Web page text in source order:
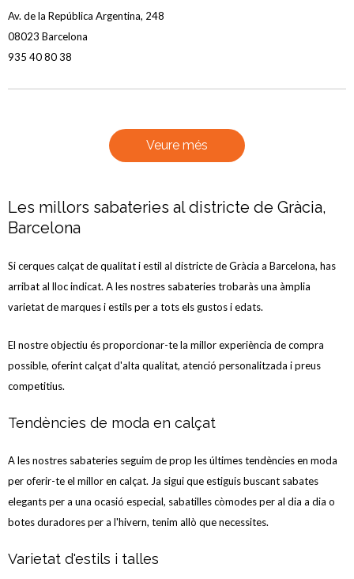
Av. de la República Argentina, 248
08023 Barcelona
935 40 80 38
Veure més
Les millors sabateries al districte de Gràcia,
Barcelona
Si cerques calçat de qualitat i estil al districte de Gràcia a Barcelona, has
arribat al lloc indicat. A les nostres sabateries trobaràs una àmplia
varietat de marques i estils per a tots els gustos i edats.
El nostre objectiu és proporcionar-te la millor experiència de compra
possible, oferint calçat d'alta qualitat, atenció personalitzada i preus
competitius.
Tendències de moda en calçat
A les nostres sabateries seguim de prop les últimes tendències en moda
per oferir-te el millor en calçat. Ja sigui que estiguis buscant sabates
elegants per a una ocasió especial, sabatilles còmodes per al dia a dia o
botes duradores per a l'hivern, tenim allò que necessites.
Varietat d'estils i talles